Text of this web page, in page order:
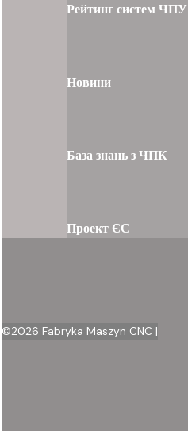
Рейтинг систем ЧПУ
Новини
База знань з ЧПК
Проект ЄС
©2026 Fabryka Maszyn CNC |